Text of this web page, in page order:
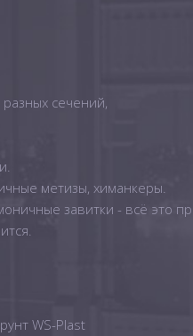
сечений,
метизы, химанкеры.
завитки - всё это
WS-Plast